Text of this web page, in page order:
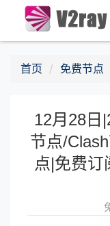
首页 免费节点
12月28日
节点/
点|免费订